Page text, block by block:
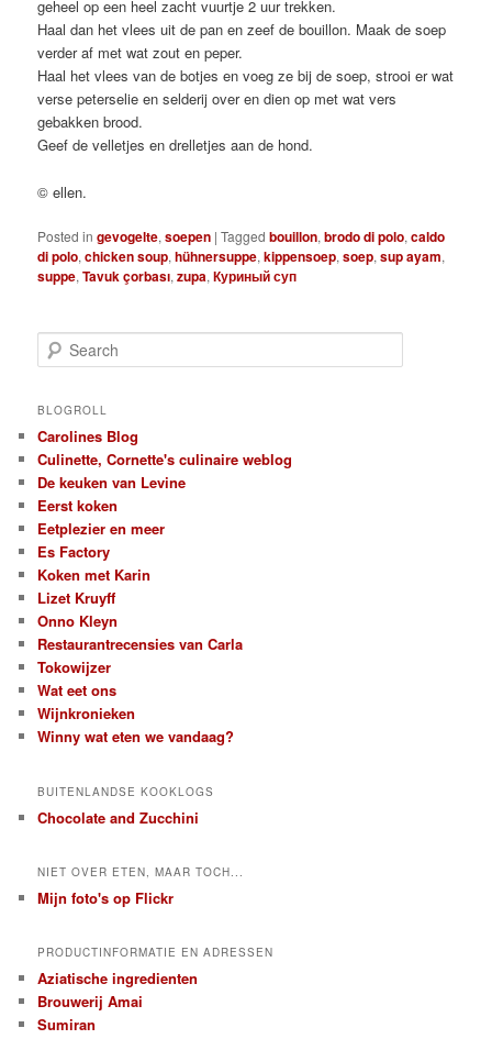
geheel op een heel zacht vuurtje 2 uur trekken.
Haal dan het vlees uit de pan en zeef de bouillon. Maak de soep
verder af met wat zout en peper.
Haal het vlees van de botjes en voeg ze bij de soep, strooi er wat
verse peterselie en selderij over en dien op met wat vers
gebakken brood.
Geef de velletjes en drelletjes aan de hond.
© ellen.
Posted in gevogelte,soepen |Tagged bouillon,brodo di polo,caldo
di polo,chicken soup,hühnersuppe,kippensoep,soep,sup ayam,
suppe,Tavuk çorbası,zupa,Куриный суп
e
r
h
BLOGROLL
Carolines Blog
Culinette, Cornette's culinaire weblog
De keuken van Levine
Eerst koken
Eetplezier en meer
Es Factory
Koken met Karin
Lizet Kruyff
Onno Kleyn
Restaurantrecensies van Carla
Tokowijzer
Wat eet ons
Wijnkronieken
Winny wat eten we vandaag?
BUITENLANDSE KOOKLOGS
Chocolate and Zucchini
NIET OVER ETEN, MAAR TOCH...
Mijn foto's op Flickr
PRODUCTINFORMATIE EN ADRESSEN
Aziatische ingredienten
Brouwerij Amai
Sumiran